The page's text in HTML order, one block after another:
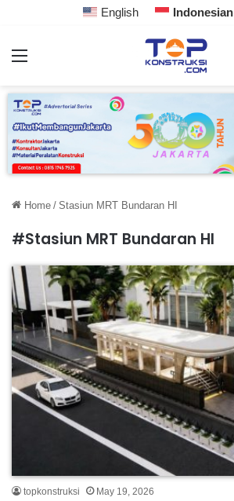
English Indonesian
Home / Stasiun MRT Bundaran HI
#Stasiun MRT Bundaran HI
topkonstruksi May 19, 2026